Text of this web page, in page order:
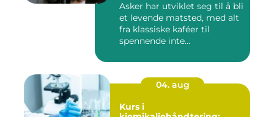
Asker har utviklet seg til å bli
et levende matsted, med alt
fra klassiske kaféer til
spennende inte...
04. aug
Kurs i